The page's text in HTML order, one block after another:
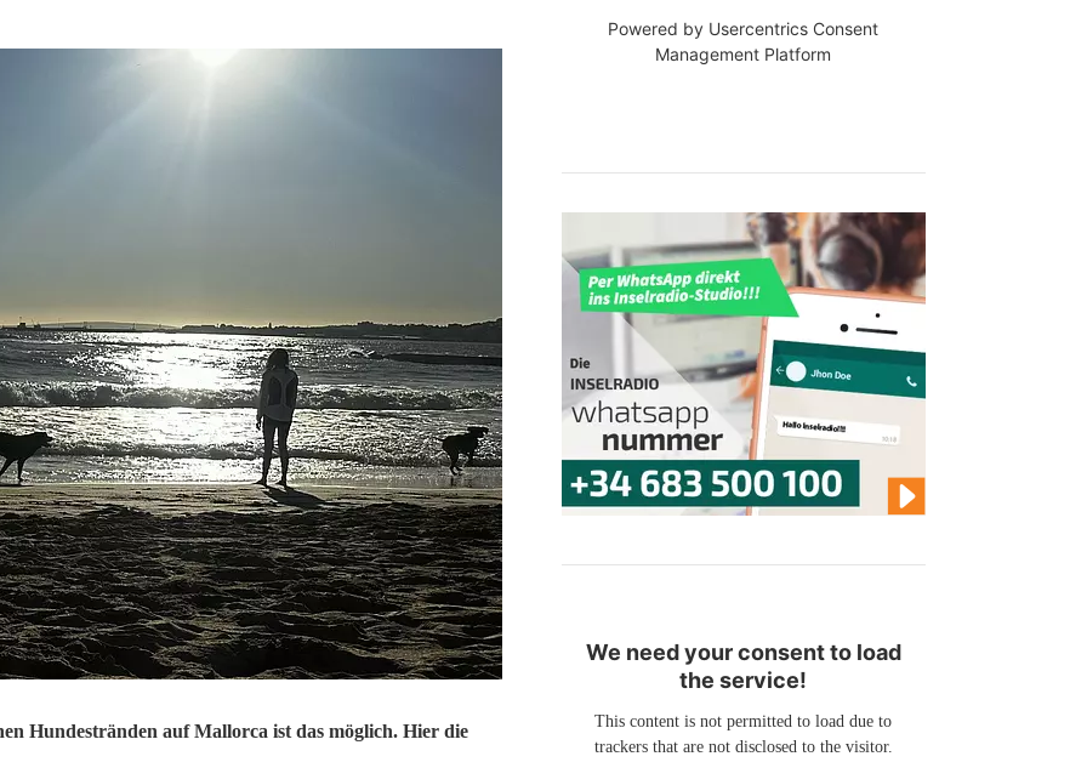
Hundestränden auf Mallorca ist das möglich. Hier die
Powered by Usercentrics Consent
Management Platform
We need your consent to load
the service!
This content is not permitted to load due to
trackers that are not disclosed to the visitor.